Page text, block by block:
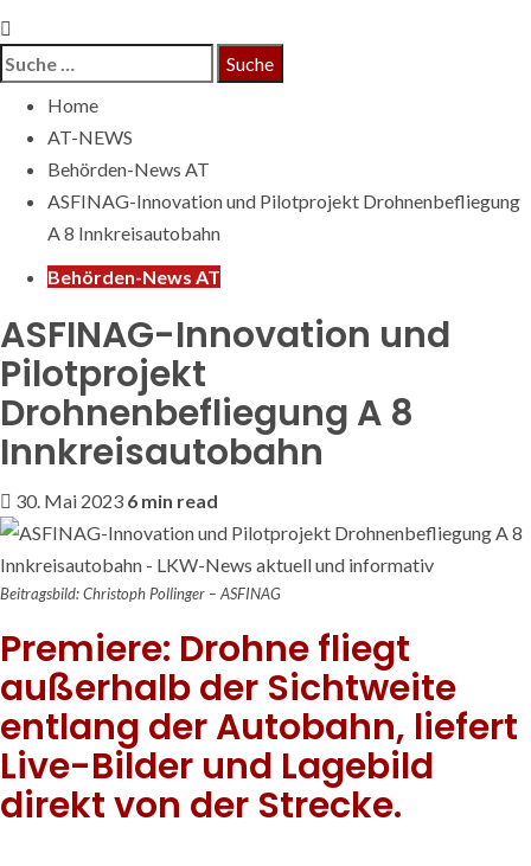
Suche
Home
AT-NEWS
Behörden-News AT
ASFINAG-Innovation und Pilotprojekt Drohnenbefliegung
A 8 Innkreisautobahn
Behörden-News AT
ASFINAG-Innovation und
Pilotprojekt
Drohnenbefliegung A 8
Innkreisautobahn
30. Mai 2023 6 min read
Beitragsbild: Christoph Pollinger – ASFINAG
Premiere: Drohne fliegt
außerhalb der Sichtweite
entlang der Autobahn, liefert
Live-Bilder und Lagebild
direkt von der Strecke.